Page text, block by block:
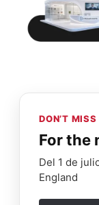
DON’T
For the
Del 1 de
England